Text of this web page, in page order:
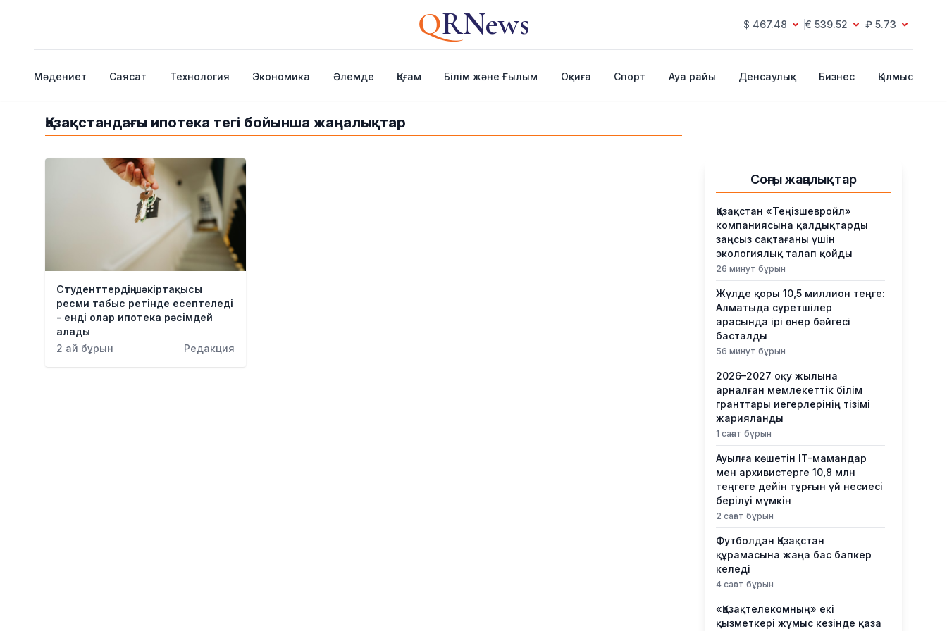
QRNews $ 467.48 € 539.52 ₽ 5.73
Мәдениет Саясат Технология Экономика Әлемде Қоғам Білім және Ғылым Оқиға Спорт Ауа райы Денсаулық Бизнес Қылмыс
Қазақстандағы ипотека тегі бойынша жаңалықтар
Студенттердің шәкіртақысы
ресми табыс ретінде есептеледі
- енді олар ипотека рәсімдей
алады
2 ай бұрын
Редакция
Соңғы жаңалықтар
Қазақстан «Теңізшевройл»
компаниясына қалдықтарды
заңсыз сақтағаны үшін
экологиялық талап қойды
26 минут бұрын
Жүлде қоры 10,5 миллион теңге:
Алматыда суретшілер
арасында ірі өнер бәйгесі
басталды
56 минут бұрын
2026–2027 оқу жылына
арналған мемлекеттік білім
гранттары иегерлерінің тізімі
жарияланды
1 сағат бұрын
Ауылға көшетін IT-мамандар
мен архивистерге 10,8 млн
теңгеге дейін тұрғын үй несиесі
берілуі мүмкін
2 сағат бұрын
Футболдан Қазақстан
құрамасына жаңа бас бапкер
келеді
4 сағат бұрын
«Қазақтелекомның» екі
қызметкері жұмыс кезінде қаза